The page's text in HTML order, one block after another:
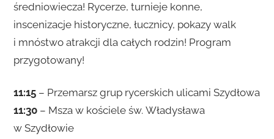
średniowiecza! Rycerze, turnieje konne,
inscenizacje historyczne, łucznicy, pokazy walk
i mnóstwo atrakcji dla całych rodzin! Program
przygotowany!
11:15– Przemarsz grup rycerskich ulicami Szydłowa
11:30– Msza w kościele św. Władysława
w Szydłowie